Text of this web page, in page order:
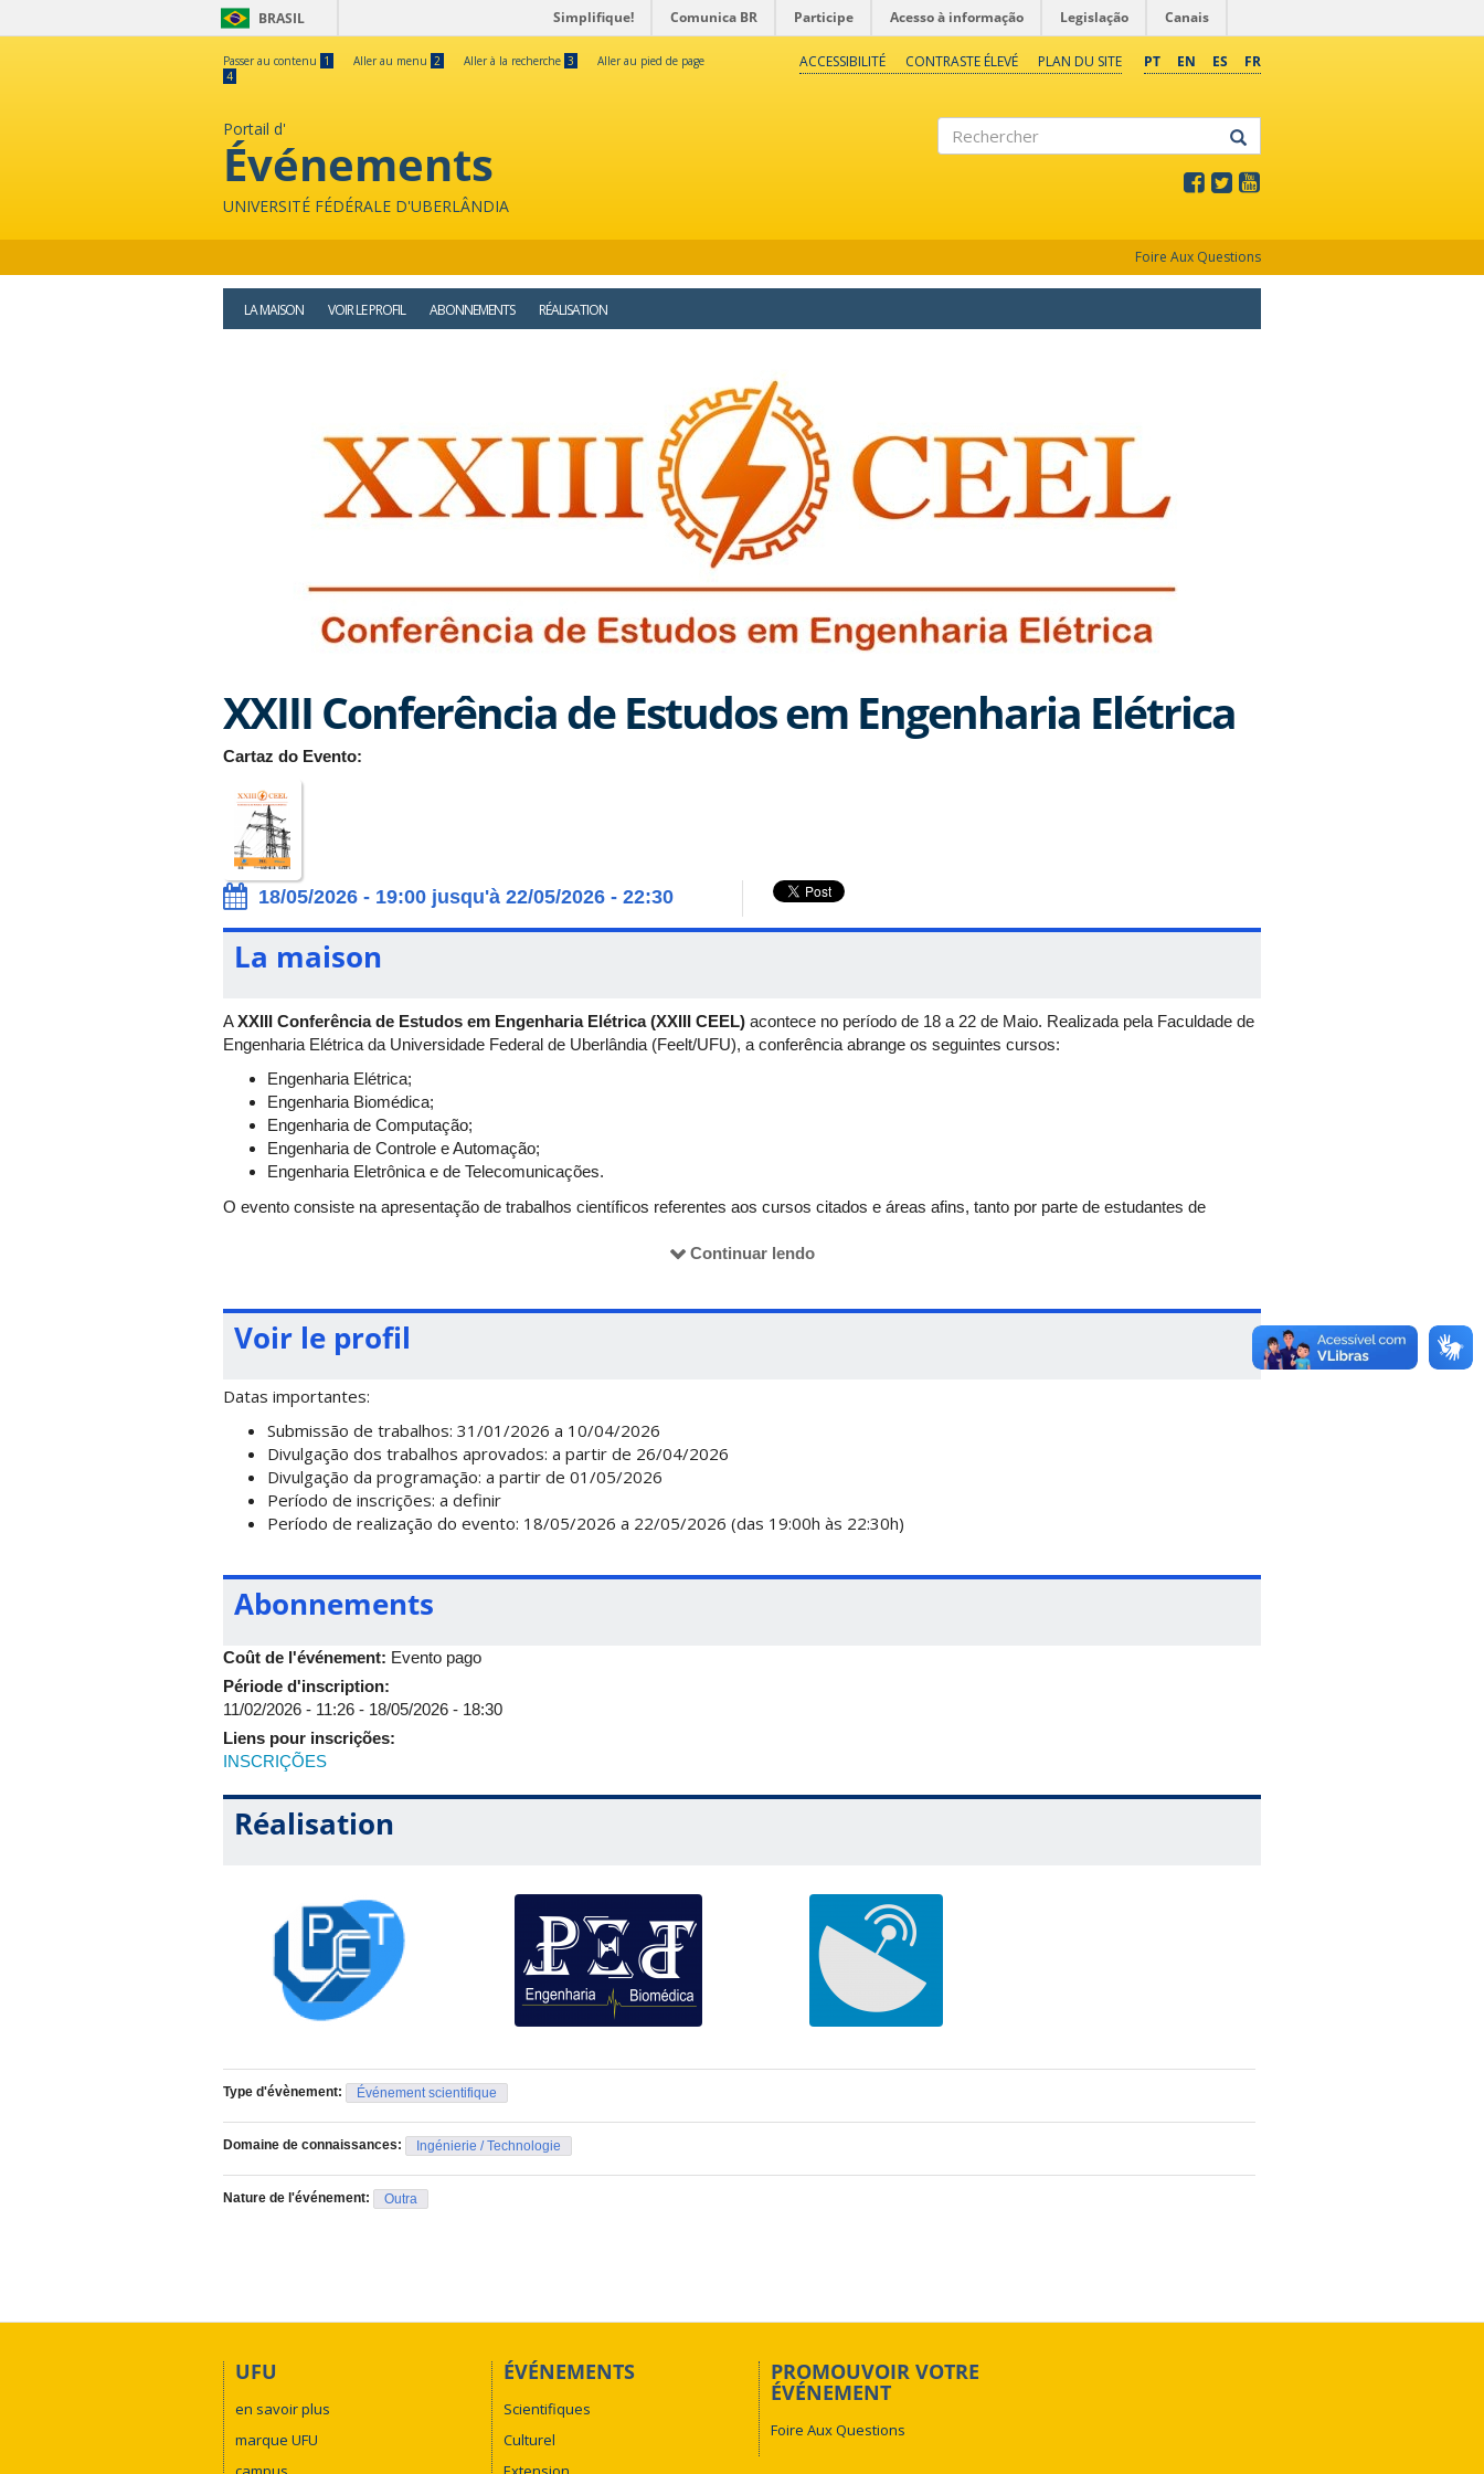
BRASIL Simplifique! Comunica BR Participe Acesso à informação Legislação Canais
Passer au contenu 1 Aller au menu 2 Aller à la recherche 3
Aller au pied de page
4
PT EN ES FR
ACCESSIBILITÉ CONTRASTE ÉLEVÉ PLAN DU SITE
Portail d'
Événements
UNIVERSITÉ FÉDÉRALE D'UBERLÂNDIA
Foire Aux Questions
LA MAISON VOIR LE PROFIL ABONNEMENTS RÉALISATION
XXIII Conferência de Estudos em Engenharia Elétrica
Cartaz do Evento:
18/05/2026 - 19:00 jusqu'à 22/05/2026 - 22:30
La maison
AXXIII Conferência de Estudos em Engenharia Elétrica (XXIII CEEL) acontece no período de 18 a 22 de Maio. Realizada pela Faculdade de
Engenharia Elétrica da Universidade Federal de Uberlândia (Feelt/UFU), a conferência abrange os seguintes cursos:
Engenharia Elétrica;
Engenharia Biomédica;
Engenharia de Computação;
Engenharia de Controle e Automação;
Engenharia Eletrônica e de Telecomunicações.
O evento consiste na apresentação de trabalhos científicos referentes aos cursos citados e áreas afins, tanto por parte de estudantes de
Continuar lendo
Voir le profil
Datas importantes:
Submissão de trabalhos: 31/01/2026 a 10/04/2026
Divulgação dos trabalhos aprovados: a partir de 26/04/2026
Divulgação da programação: a partir de 01/05/2026
Período de inscrições: a definir
Período de realização do evento: 18/05/2026 a 22/05/2026 (das 19:00h às 22:30h)
Abonnements
Coût de l'événement: Evento pago
Période d'inscription:
11/02/2026 - 11:26 - 18/05/2026 - 18:30
Liens pour inscrições:
INSCRIÇÕES
Réalisation
Type d'évènement: Événement scientifique
Domaine de connaissances: Ingénierie / Technologie
Nature de l'événement: Outra
UFU
en savoir plus
marque UFU
ÉVÉNEMENTS
Scientifiques
Culturel
PROMOUVOIR VOTRE
ÉVÉNEMENT
Foire Aux Questions